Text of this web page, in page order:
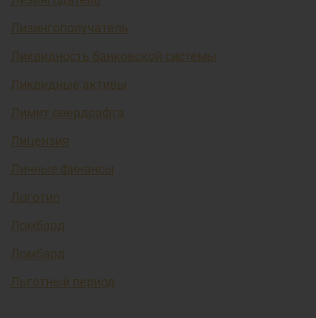
Лизингополучатель
Ликвидность банковской системы
Ликвидные активы
Лимит овердрафта
Лицензия
Личные финансы
Логотип
Ломбард
Ломбард
Льготный период